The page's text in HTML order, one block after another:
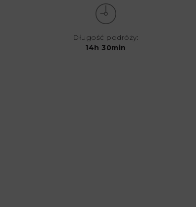
Długość podróży:
14h 30min